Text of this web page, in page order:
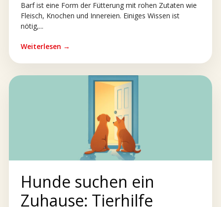
Barf ist eine Form der Fütterung mit rohen Zutaten wie
Fleisch, Knochen und Innereien. Einiges Wissen ist
nötig,...
Weiterlesen →
Hunde suchen ein
Zuhause: Tierhilfe